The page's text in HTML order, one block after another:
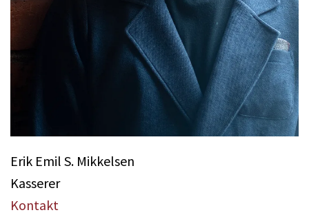
Erik Emil S. Mikkelsen
Kasserer
Kontakt